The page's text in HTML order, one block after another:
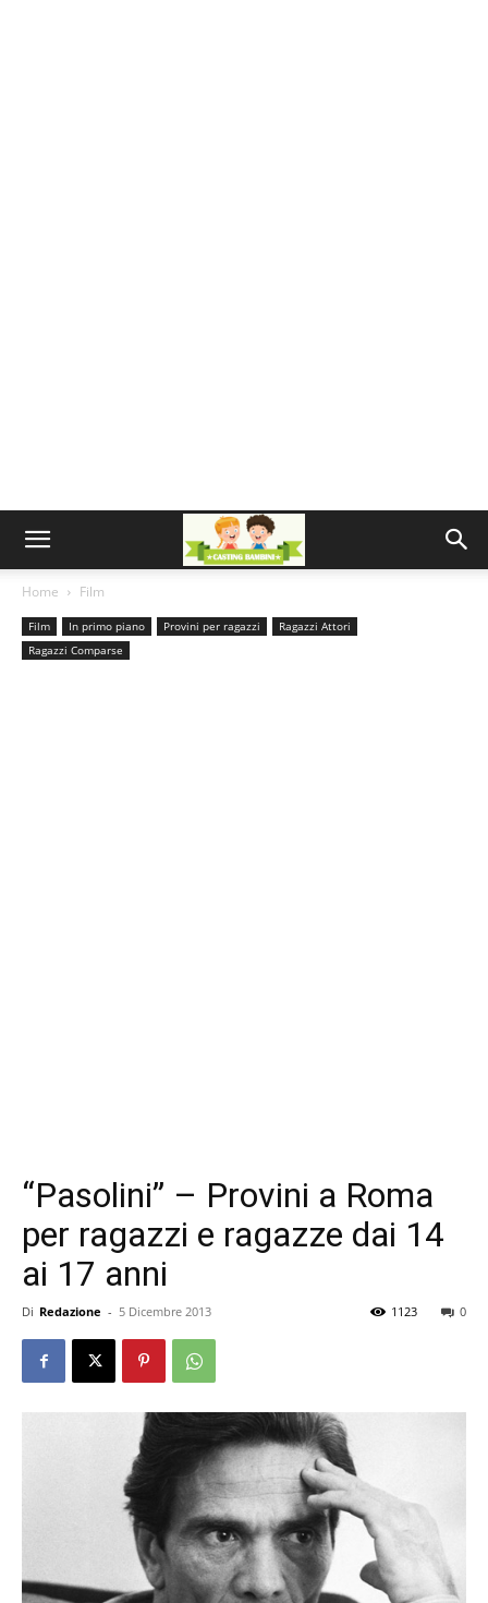
Home Film
Film In primo piano Provini per ragazzi
Ragazzi Attori
Ragazzi Comparse
“Pasolini” – Provini a Roma
per ragazzi e ragazze dai 14
ai 17 anni
Di Redazione - 5 Dicembre 2013 0
1123